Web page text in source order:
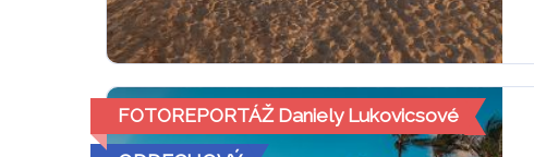
FOTOREPORTÁŽ Daniely Lukovicsové